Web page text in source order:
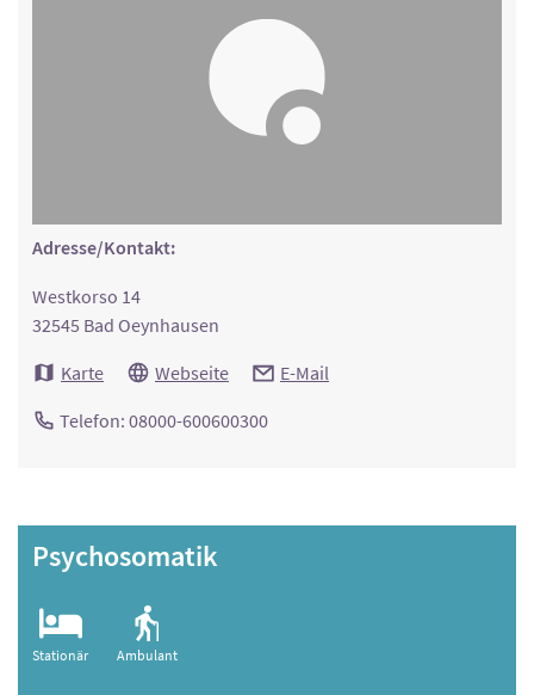
Adresse/Kontakt:
Westkorso 14
32545 Bad Oeynhausen
Karte
Webseite E-Mail
Telefon: 08000-600600300
Psychosomatik
Stationär Ambulant